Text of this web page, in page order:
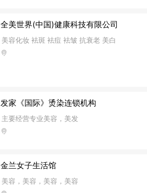
全美世界(中国)健康科技有限公司
美容化妆 袪斑 袪痘 袪皱 抗衰老 美白
发家《国际》烫染连锁机构
主要经营专业美容，美发
金兰女子生活馆
美容，美容，美容，美容